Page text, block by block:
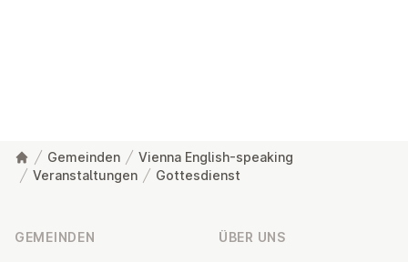
Gemeinden
Vienna English-speaking
Veranstaltungen
Gottesdienst
GEMEINDEN ÜBER UNS